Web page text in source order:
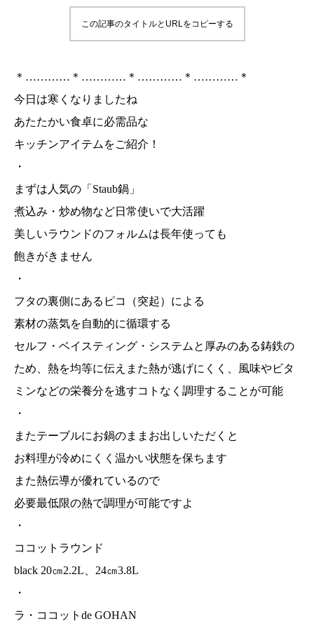
この記事のタイトルとURLをコピーする
＊…………＊…………＊…………＊…………＊
今日は寒くなりましたね
あたたかい食卓に必需品な
キッチンアイテムをご紹介！
・
まずは人気の「Staub鍋」
煮込み・炒め物など日常使いで大活躍
美しいラウンドのフォルムは長年使っても
飽きがきません
・
フタの裏側にあるピコ（突起）による
素材の蒸気を自動的に循環する
セルフ・ベイスティング・システムと厚みのある鋳鉄の
ため、熱を均等に伝えまた熱が逃げにくく、風味やビタ
ミンなどの栄養分を逃すコトなく調理することが可能
・
またテーブルにお鍋のままお出しいただくと
お料理が冷めにくく温かい状態を保ちます
また熱伝導が優れているので
必要最低限の熱で調理が可能ですよ
・
ココットラウンド
black 20㎝2.2L、24㎝3.8L
・
ラ・ココットde GOHAN